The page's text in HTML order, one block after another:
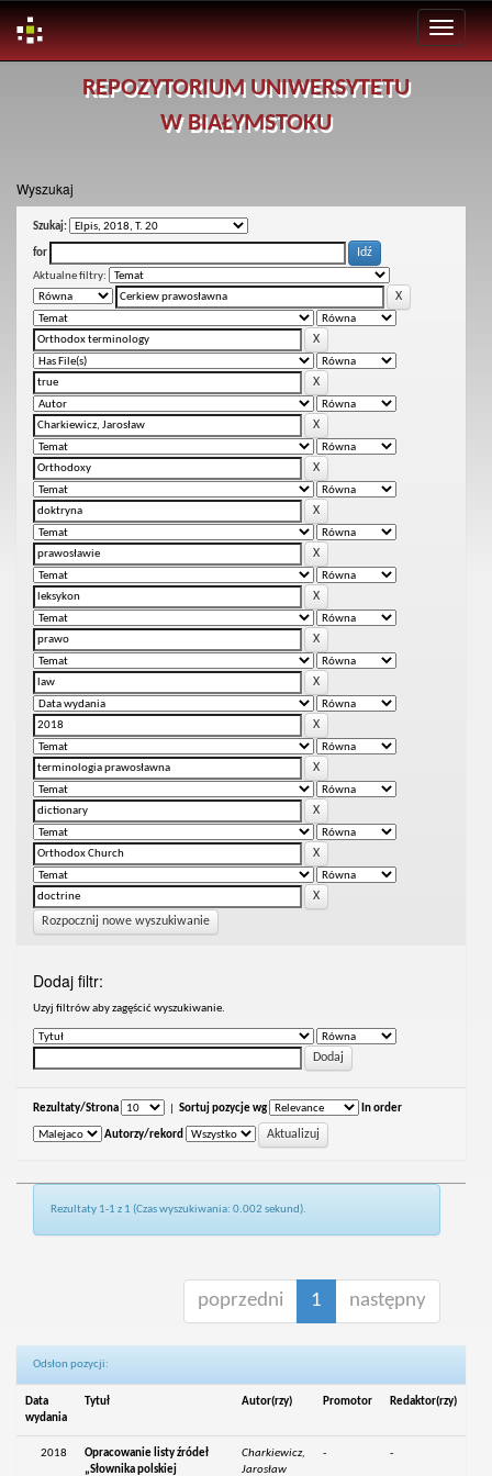
REPOZYTORIUM UNIWERSYTETU
W BIAŁYMSTOKU
Wyszukaj
Szukaj:
for
Aktualne filtry:
Rozpocznij nowe wyszukiwanie
Dodaj filtr:
Uzyj filtrów aby zagęścić wyszukiwanie.
Rezultaty/Strona Sortuj pozycje wg In order
Autorzy/rekord
Rezultaty 1-1 z 1 (Czas wyszukiwania: 0.002 sekund).
poprzedni 1 następny
Odsłon pozycji:
Data
wydania
Tytuł Autor(rzy) Promotor Redaktor(rzy)
2018
Opracowanie listy źródeł
„Słownika polskiej
Charkiewicz,
Jarosław
- -